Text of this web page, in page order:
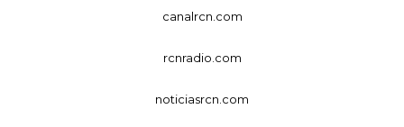
canalrcn.com
rcnradio.com
noticiasrcn.com